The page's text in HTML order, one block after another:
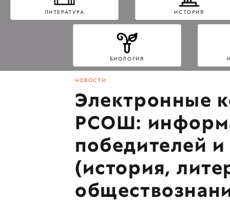
ЛИТЕРАТУРА ИСТОРИЯ
БИОЛОГИЯ
НОВОСТИ
Электронные
РСОШ:
победителей
(история,